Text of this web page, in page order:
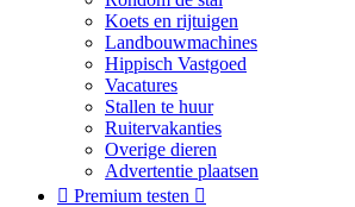
Koets en rijtuigen
Landbouwmachines
Hippisch Vastgoed
Vacatures
Stallen te huur
Ruitervakanties
Overige dieren
Advertentie plaatsen
 Premium testen 